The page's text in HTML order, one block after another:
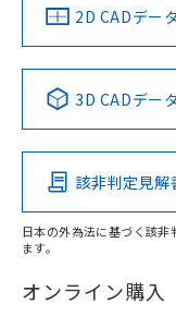
中国 RoHS 注意
Pb
O
在庫等で未対応品
2D CADデータ
3D CADデータ
該非判定見
日本の外為法に基づく該非
ます。
オンライン購入